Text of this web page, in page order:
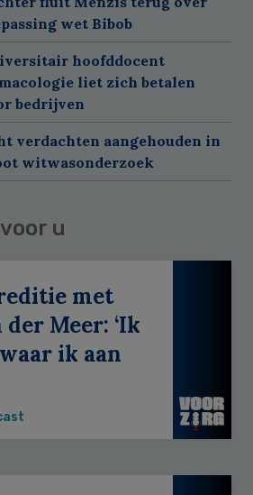
wet Bibob
hoofddocent
liet zich betalen
bedrijven
verdachten aangehouden in
witwasonderzoek
u
met
Meer: ‘Ik
ik aan